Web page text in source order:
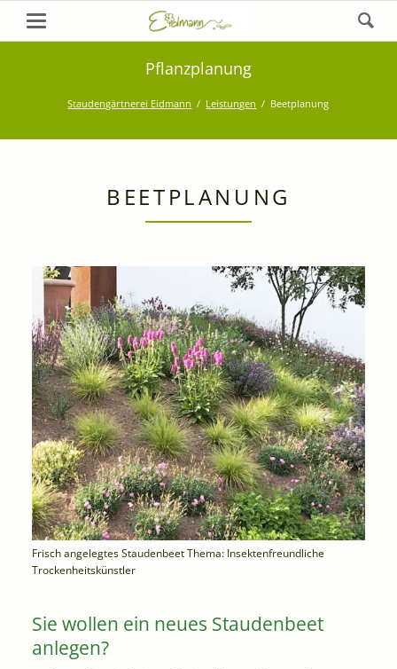
Pflanzplanung
Staudengärtnerei Eidmann Leistungen Beetplanung
BEETPLANUNG
Frisch angelegtes Staudenbeet Thema: Insektenfreundliche
Trockenheitskünstler
Sie wollen ein neues Staudenbeet
anlegen?